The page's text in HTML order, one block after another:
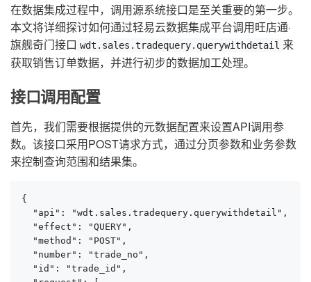
在数据集成过程中，调用源系统接口是至关重要的第一步。
本文将详细探讨如何通过轻易云数据集成平台调用旺店通·
旗舰奇门接口 wdt.sales.tradequery.querywithdetail 来
获取销售订单数据，并进行初步的数据加工处理。
接口调用配置
首先，我们需要根据提供的元数据配置来设置API调用参
数。该接口采用POST请求方式，通过分页参数和业务参数
来控制查询范围和结果集。
{
  "api": "wdt.sales.tradequery.querywithdetail",
  "effect": "QUERY",
  "method": "POST",
  "number": "trade_no",
  "id": "trade_id",